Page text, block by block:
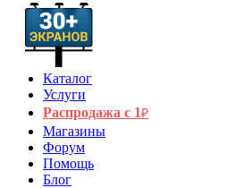
Каталог
Услуги
Распродажа с 1₽
Магазины
Форум
Помощь
Блог